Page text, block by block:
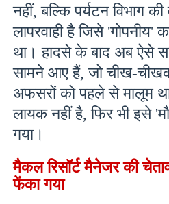
नहीं, बल्कि पर्यटन विभाग
लापरवाही है जिसे 'गोपनीय'
था। हादसे के बाद अब ऐसे
सामने आए हैं, जो चीख-
अफसरों को पहले से मालूम
लायक नहीं है, फिर भी इसे
गया।
मैकल रिसॉर्ट मैनेजर की
फेंका गया